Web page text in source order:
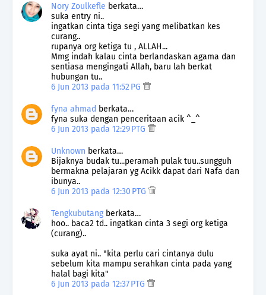
Nory Zoulkefle berkata…
suka entry ni..
ingatkan cinta tiga segi yang melibatkan kes
curang..
rupanya org ketiga tu , ALLAH...
Mmg indah kalau cinta berlandaskan agama dan
sentiasa mengingati Allah, baru lah berkat
hubungan tu..
6 Jun 2013 pada 11:52 PG
fyna ahmad berkata…
fyna suka dengan penceritaan acik ^_^
6 Jun 2013 pada 12:29 PTG
Unknown berkata…
Bijaknya budak tu...peramah pulak tuu..sungguh
bermakna pelajaran yg Acikk dapat dari Nafa dan
ibunya..
6 Jun 2013 pada 12:30 PTG
Tengkubutang berkata…
hoo.. baca2 td.. ingatkan cinta 3 segi org ketiga
(curang)..
suka ayat ni.. "kita perlu cari cintanya dulu
sebelum kita mampu serahkan cinta pada yang
halal bagi kita"
6 Jun 2013 pada 12:37 PTG